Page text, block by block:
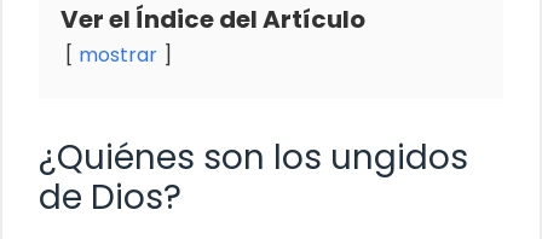
Ver el Índice del Artículo
mostrar
¿Quiénes son los ungidos
de Dios?